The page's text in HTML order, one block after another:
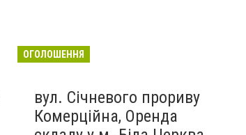
ОГОЛОШЕННЯ
вул. Січневого прориву
Комерційна, Оренда